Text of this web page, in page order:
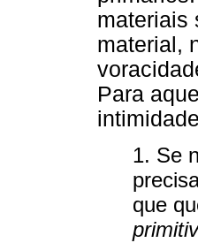
materiais
material,
Para
1. Se
que